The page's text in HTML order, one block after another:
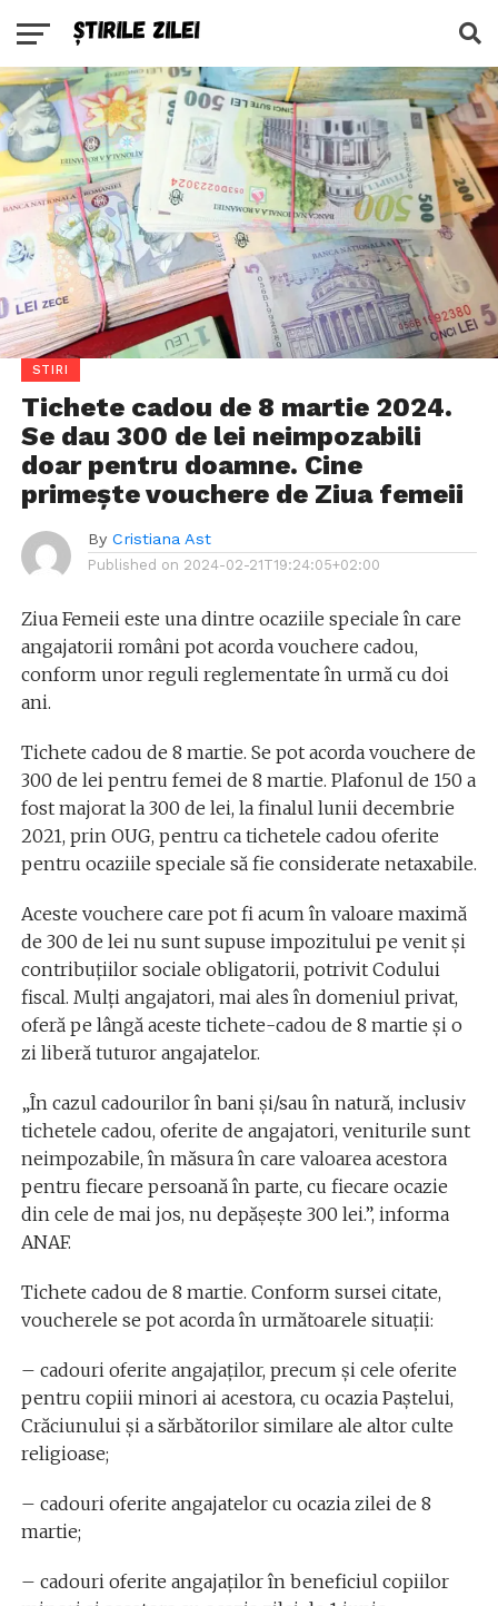
STIRI
Tichete cadou de 8 martie 2024.
Se dau 300 de lei neimpozabili
doar pentru doamne. Cine
primeşte vouchere de Ziua femeii
By Cristiana Ast
Published on 2024-02-21T19:24:05+02:00
Ziua Femeii este una dintre ocaziile speciale în care
angajatorii români pot acorda vouchere cadou,
conform unor reguli reglementate în urmă cu doi
ani.
Tichete cadou de 8 martie. Se pot acorda vouchere de
300 de lei pentru femei de 8 martie. Plafonul de 150 a
fost majorat la 300 de lei, la finalul lunii decembrie
2021, prin OUG, pentru ca tichetele cadou oferite
pentru ocaziile speciale să fie considerate netaxabile.
Aceste vouchere care pot fi acum în valoare maximă
de 300 de lei nu sunt supuse impozitului pe venit și
contribuțiilor sociale obligatorii, potrivit Codului
fiscal. Mulţi angajatori, mai ales în domeniul privat,
oferă pe lângă aceste tichete-cadou de 8 martie şi o
zi liberă tuturor angajatelor.
„În cazul cadourilor în bani şi/sau în natură, inclusiv
tichetele cadou, oferite de angajatori, veniturile sunt
neimpozabile, în măsura în care valoarea acestora
pentru fiecare persoană în parte, cu fiecare ocazie
din cele de mai jos, nu depăşeşte 300 lei.”, informa
ANAF.
Tichete cadou de 8 martie. Conform sursei citate,
voucherele se pot acorda în următoarele situații:
– cadouri oferite angajaţilor, precum şi cele oferite
pentru copiii minori ai acestora, cu ocazia Paştelui,
Crăciunului şi a sărbătorilor similare ale altor culte
religioase;
– cadouri oferite angajatelor cu ocazia zilei de 8
martie;
– cadouri oferite angajaţilor în beneficiul copiilor